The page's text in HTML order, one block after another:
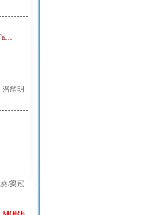
耀明
/梁冠